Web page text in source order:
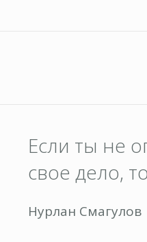
Если ты не
свое дело,
Нурлан Смагулов